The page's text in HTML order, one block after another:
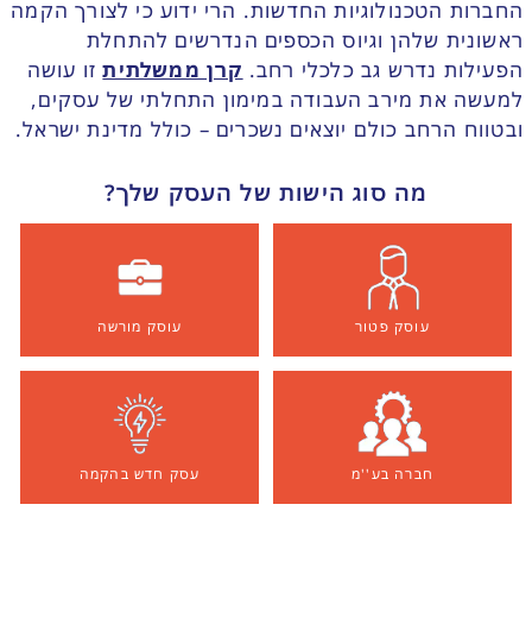
החברות הטכנולוגיות החדשות. הרי ידוע כי לצורך הקמה
ראשונית שלהן וגיוס הכספים הנדרשים להתחלת
הפעילות נדרש גב כלכלי רחב. קרן ממשלתיתזו עושה
למעשה את מירב העבודה במימון התחלתי של עסקים,
ובטווח הרחב כולם יוצאים נשכרים – כולל מדינת ישראל.
מה סוג הישות של העסק שלך?
עוסק פטור עוסק מורשה
חברה בע''מ עסק חדש בהקמה